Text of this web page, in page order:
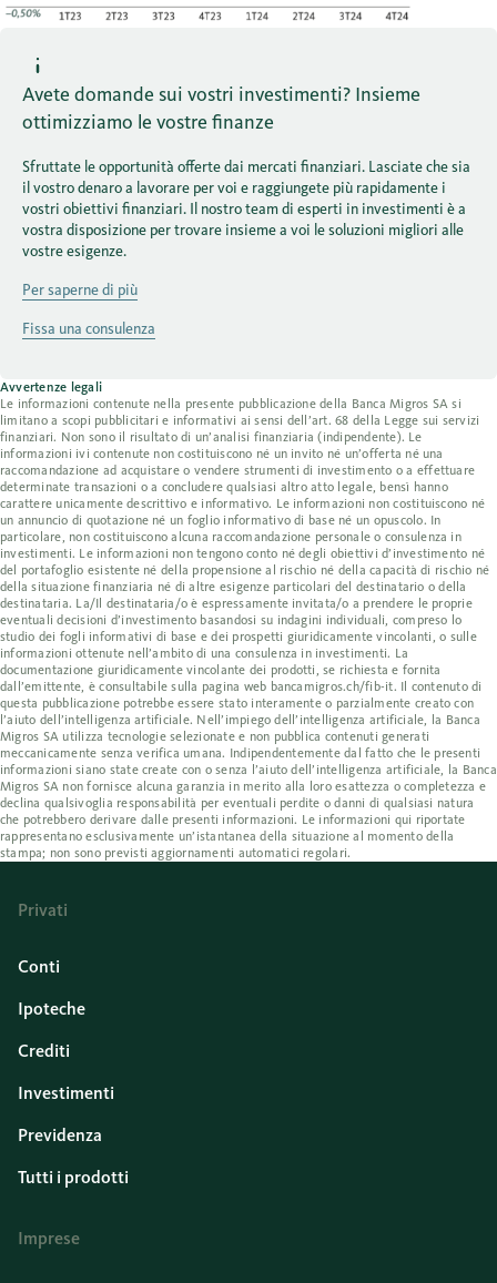
Avete domande sui vostri investimenti? Insieme
ottimizziamo le vostre finanze
Sfruttate le opportunità offerte dai mercati finanziari. Lasciate che sia
il vostro denaro a lavorare per voi e raggiungete più rapidamente i
vostri obiettivi finanziari. Il nostro team di esperti in investimenti è a
vostra disposizione per trovare insieme a voi le soluzioni migliori alle
vostre esigenze.
Per saperne di più
Fissa una consulenza
Avvertenze legali
Le informazioni contenute nella presente pubblicazione della Banca Migros SA si
limitano a scopi pubblicitari e informativi ai sensi dell’art. 68 della Legge sui servizi
finanziari. Non sono il risultato di un’analisi finanziaria (indipendente). Le
informazioni ivi contenute non costituiscono né un invito né un’offerta né una
raccomandazione ad acquistare o vendere strumenti di investimento o a effettuare
determinate transazioni o a concludere qualsiasi altro atto legale, bensì hanno
carattere unicamente descrittivo e informativo. Le informazioni non costituiscono né
un annuncio di quotazione né un foglio informativo di base né un opuscolo. In
particolare, non costituiscono alcuna raccomandazione personale o consulenza in
investimenti. Le informazioni non tengono conto né degli obiettivi d’investimento né
del portafoglio esistente né della propensione al rischio né della capacità di rischio né
della situazione finanziaria né di altre esigenze particolari del destinatario o della
destinataria. La/Il destinataria/o è espressamente invitata/o a prendere le proprie
eventuali decisioni d’investimento basandosi su indagini individuali, compreso lo
studio dei fogli informativi di base e dei prospetti giuridicamente vincolanti, o sulle
informazioni ottenute nell’ambito di una consulenza in investimenti. La
documentazione giuridicamente vincolante dei prodotti, se richiesta e fornita
dall’emittente, è consultabile sulla pagina web bancamigros.ch/fib-it. Il contenuto di
questa pubblicazione potrebbe essere stato interamente o parzialmente creato con
l’aiuto dell’intelligenza artificiale. Nell’impiego dell’intelligenza artificiale, la Banca
Migros SA utilizza tecnologie selezionate e non pubblica contenuti generati
meccanicamente senza verifica umana. Indipendentemente dal fatto che le presenti
informazioni siano state create con o senza l’aiuto dell’intelligenza artificiale, la Banca
Migros SA non fornisce alcuna garanzia in merito alla loro esattezza o completezza e
declina qualsivoglia responsabilità per eventuali perdite o danni di qualsiasi natura
che potrebbero derivare dalle presenti informazioni. Le informazioni qui riportate
rappresentano esclusivamente un’istantanea della situazione al momento della
stampa; non sono previsti aggiornamenti automatici regolari.
Privati
Conti
Ipoteche
Crediti
Investimenti
Previdenza
Tutti i prodotti
Imprese